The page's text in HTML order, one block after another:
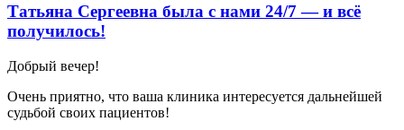
Татьяна Сергеевна была с нами 24/7 — и всё
получилось!
Добрый вечер!
Очень приятно, что ваша клиника интересуется дальнейшей
судьбой своих пациентов!